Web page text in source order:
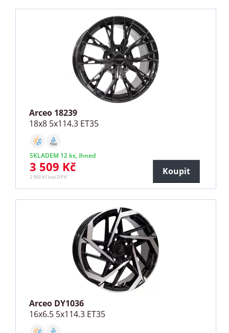
Arceo 18239
18x8 5x114.3 ET35
SKLADEM 12 ks, ihned
3 509 Kč
2 900 Kč bez DPH
Koupit
Arceo DY1036
16x6.5 5x114.3 ET35